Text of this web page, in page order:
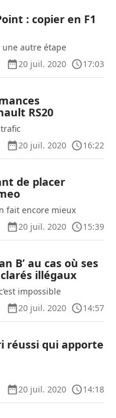
: copier en F1
une autre étape
20 juil. 2020
17:03
RS20
20 juil. 2020
16:22
de placer
fait encore mieux
20 juil. 2020
15:39
B’ au cas où ses
illégaux
impossible
20 juil. 2020
14:57
réussi qui apporte
20 juil. 2020
14:18